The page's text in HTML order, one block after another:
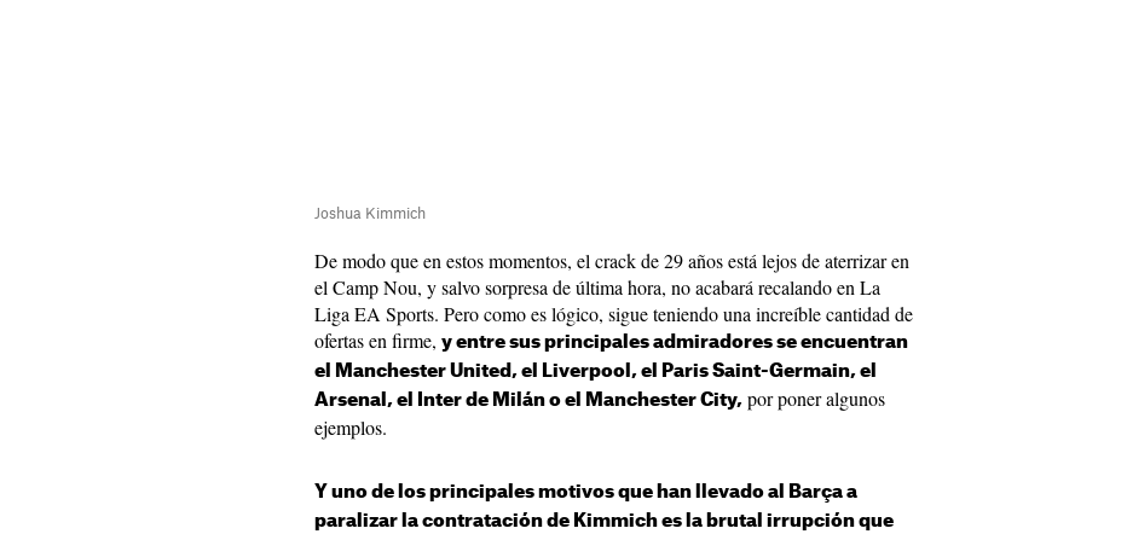
Joshua Kimmich
De modo que en estos momentos, el crack de 29 años está lejos de aterrizar en
el Camp Nou, y salvo sorpresa de última hora, no acabará recalando en La
Liga EA Sports. Pero como es lógico, sigue teniendo una increíble cantidad de
ofertas en firme, y entre sus principales admiradores se encuentran
el Manchester United, el Liverpool, el Paris Saint-Germain, el
Arsenal, el Inter de Milán o el Manchester City, por poner algunos
ejemplos.
Y uno de los principales motivos que han llevado al Barça a
paralizar la contratación de Kimmich es la brutal irrupción que